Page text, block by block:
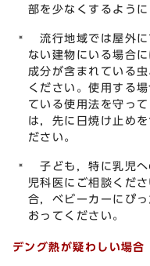
部を少なくするように
流行地域では屋外に
ない建物にいる場合
成分が含まれている
ください。使用する
ている使用法を守っ
は，先に日焼け止め
ださい。
子ども，特に乳児へ
児科医にご相談くだ
合，ベビーカーにぴ
おってください。
デング熱が疑わしい場合